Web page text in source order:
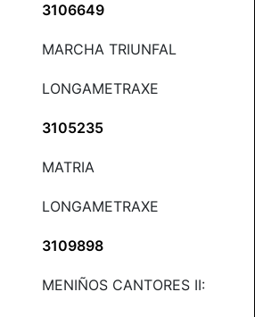
3106649
MARCHA TRIUNFAL
LONGAMETRAXE
3105235
MATRIA
LONGAMETRAXE
3109898
MENIÑOS CANTORES II: